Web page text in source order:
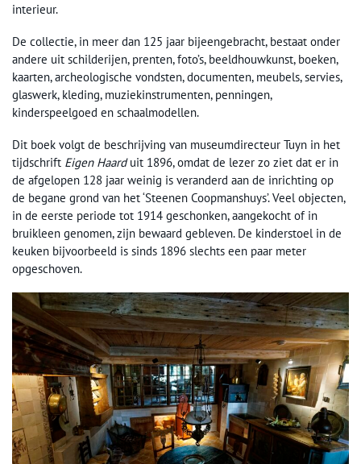
interieur.
De collectie, in meer dan 125 jaar bijeengebracht, bestaat onder
andere uit schilderijen, prenten, foto’s, beeldhouwkunst, boeken,
kaarten, archeologische vondsten, documenten, meubels, servies,
glaswerk, kleding, muziekinstrumenten, penningen,
kinderspeelgoed en schaalmodellen.
Dit boek volgt de beschrijving van museumdirecteur Tuyn in het
tijdschrift Eigen Haarduit 1896, omdat de lezer zo ziet dat er in
de afgelopen 128 jaar weinig is veranderd aan de inrichting op
de begane grond van het ‘Steenen Coopmanshuys’. Veel objecten,
in de eerste periode tot 1914 geschonken, aangekocht of in
bruikleen genomen, zijn bewaard gebleven. De kinderstoel in de
keuken bijvoorbeeld is sinds 1896 slechts een paar meter
opgeschoven.